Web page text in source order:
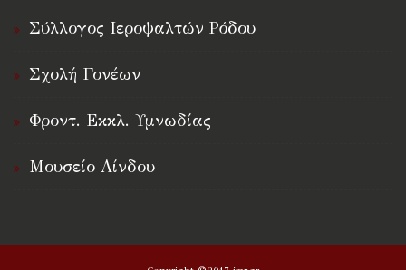
Σύλλογος Ιεροψαλτών Ρόδου
Σχολή Γονέων
Φροντ. Εκκλ. Υμνωδίας
Μουσείο Λίνδου